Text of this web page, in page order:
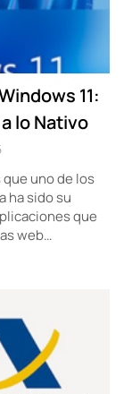
11:
lo Nativo
que uno de los
ha sido su
que
web…